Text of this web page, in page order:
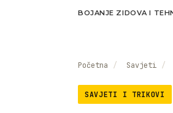
BOJANJE ZIDOVA I
Početna / Savjeti /
SAVJETI I TRIKOVI